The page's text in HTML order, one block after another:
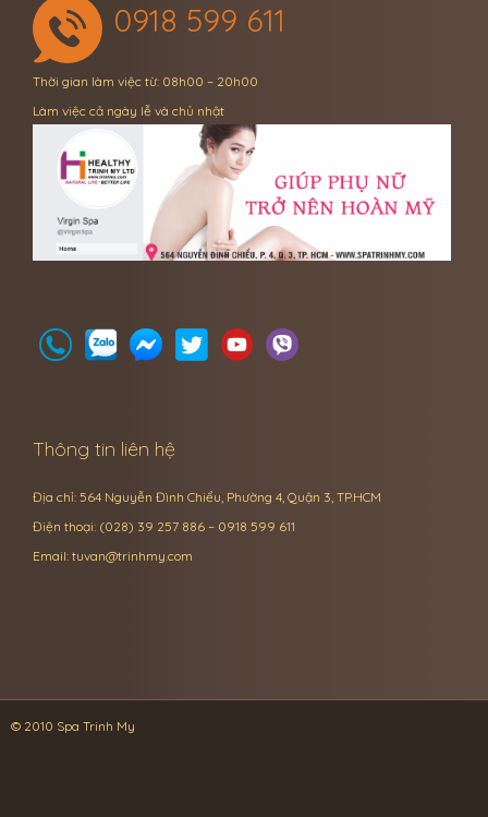
0918 599 611
Thời gian làm việc từ: 08h00 – 20h00
Làm việc cả ngày lễ và chủ nhật
Thông tin liên hệ
Địa chỉ: 564 Nguyễn Đình Chiểu, Phường 4, Quận 3, TP.HCM
Điện thoại: (028) 39 257 886 – 0918 599 611
Email: tuvan@trinhmy.com
© 2010 Spa Trinh My